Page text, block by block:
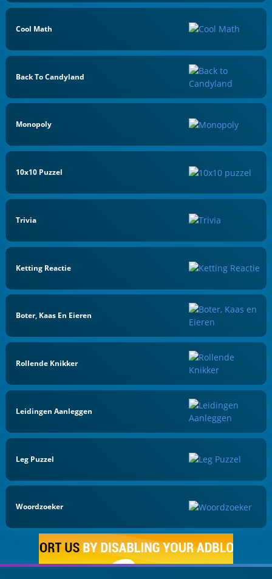
Cool Math
Back To Candyland
Monopoly
10x10 Puzzel
Trivia
Ketting Reactie
Boter, Kaas En Eieren
Rollende Knikker
Leidingen Aanleggen
Leg Puzzel
Woordzoeker